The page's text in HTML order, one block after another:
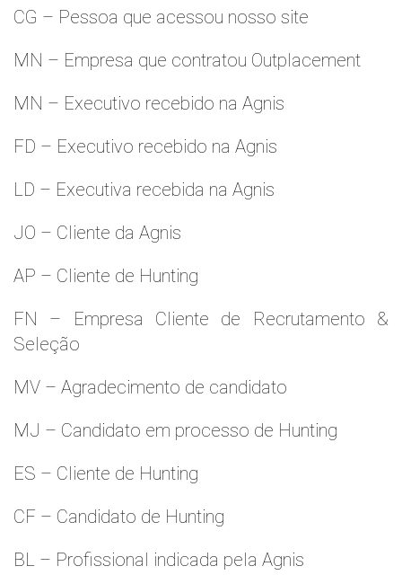
CG – Pessoa que acessou nosso site
MN – Empresa que contratou Outplacement
MN – Executivo recebido na Agnis
FD – Executivo recebido na Agnis
LD – Executiva recebida na Agnis
JO – Cliente da Agnis
AP – Cliente de Hunting
FN – Empresa Cliente de Recrutamento &
Seleção
MV – Agradecimento de candidato
MJ – Candidato em processo de Hunting
ES – Cliente de Hunting
CF – Candidato de Hunting
BL – Profissional indicada pela Agnis